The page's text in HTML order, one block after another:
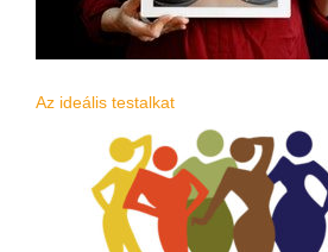
Az ideális testalkat